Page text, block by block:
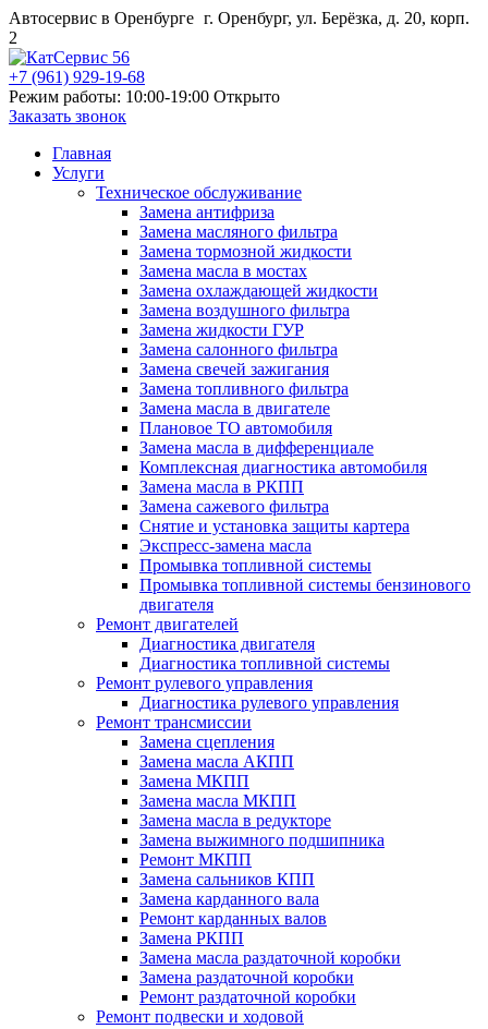
Автосервис в Оренбурге г. Оренбург, ул. Берёзка, д. 20, корп.
2
+7 (961) 929-19-68
Режим работы: 10:00-19:00 Открыто
Заказать звонок
Главная
Услуги
Техническое обслуживание
Замена антифриза
Замена масляного фильтра
Замена тормозной жидкости
Замена масла в мостах
Замена охлаждающей жидкости
Замена воздушного фильтра
Замена жидкости ГУР
Замена салонного фильтра
Замена свечей зажигания
Замена топливного фильтра
Замена масла в двигателе
Плановое ТО автомобиля
Замена масла в дифференциале
Комплексная диагностика автомобиля
Замена масла в РКПП
Замена сажевого фильтра
Снятие и установка защиты картера
Экспресс-замена масла
Промывка топливной системы
Промывка топливной системы бензинового
двигателя
Ремонт двигателей
Диагностика двигателя
Диагностика топливной системы
Ремонт рулевого управления
Диагностика рулевого управления
Ремонт трансмиссии
Замена сцепления
Замена масла АКПП
Замена МКПП
Замена масла МКПП
Замена масла в редукторе
Замена выжимного подшипника
Ремонт МКПП
Замена сальников КПП
Замена карданного вала
Ремонт карданных валов
Замена РКПП
Замена масла раздаточной коробки
Замена раздаточной коробки
Ремонт раздаточной коробки
Ремонт подвески и ходовой